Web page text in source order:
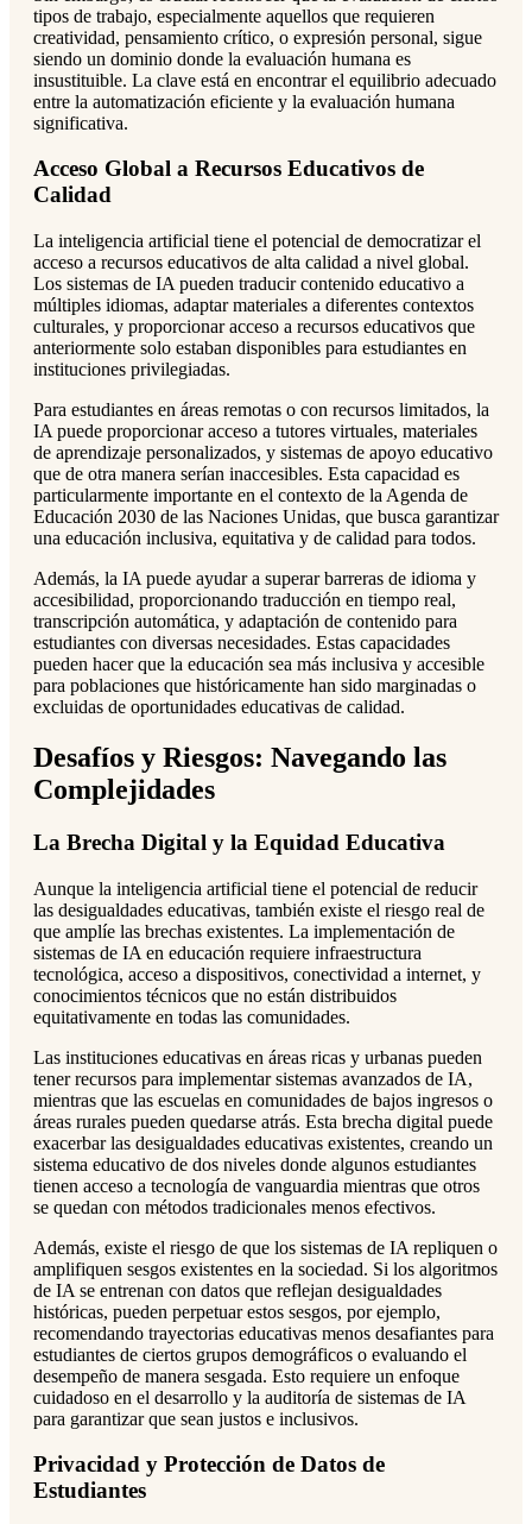
tipos de trabajo, especialmente aquellos que requieren
creatividad, pensamiento crítico, o expresión personal, sigue
siendo un dominio donde la evaluación humana es
insustituible. La clave está en encontrar el equilibrio adecuado
entre la automatización eficiente y la evaluación humana
significativa.
Acceso Global a Recursos Educativos de
Calidad
La inteligencia artificial tiene el potencial de democratizar el
acceso a recursos educativos de alta calidad a nivel global.
Los sistemas de IA pueden traducir contenido educativo a
múltiples idiomas, adaptar materiales a diferentes contextos
culturales, y proporcionar acceso a recursos educativos que
anteriormente solo estaban disponibles para estudiantes en
instituciones privilegiadas.
Para estudiantes en áreas remotas o con recursos limitados, la
IA puede proporcionar acceso a tutores virtuales, materiales
de aprendizaje personalizados, y sistemas de apoyo educativo
que de otra manera serían inaccesibles. Esta capacidad es
particularmente importante en el contexto de la Agenda de
Educación 2030 de las Naciones Unidas, que busca garantizar
una educación inclusiva, equitativa y de calidad para todos.
Además, la IA puede ayudar a superar barreras de idioma y
accesibilidad, proporcionando traducción en tiempo real,
transcripción automática, y adaptación de contenido para
estudiantes con diversas necesidades. Estas capacidades
pueden hacer que la educación sea más inclusiva y accesible
para poblaciones que históricamente han sido marginadas o
excluidas de oportunidades educativas de calidad.
Desafíos y Riesgos: Navegando las
Complejidades
La Brecha Digital y la Equidad Educativa
Aunque la inteligencia artificial tiene el potencial de reducir
las desigualdades educativas, también existe el riesgo real de
que amplíe las brechas existentes. La implementación de
sistemas de IA en educación requiere infraestructura
tecnológica, acceso a dispositivos, conectividad a internet, y
conocimientos técnicos que no están distribuidos
equitativamente en todas las comunidades.
Las instituciones educativas en áreas ricas y urbanas pueden
tener recursos para implementar sistemas avanzados de IA,
mientras que las escuelas en comunidades de bajos ingresos o
áreas rurales pueden quedarse atrás. Esta brecha digital puede
exacerbar las desigualdades educativas existentes, creando un
sistema educativo de dos niveles donde algunos estudiantes
tienen acceso a tecnología de vanguardia mientras que otros
se quedan con métodos tradicionales menos efectivos.
Además, existe el riesgo de que los sistemas de IA repliquen o
amplifiquen sesgos existentes en la sociedad. Si los algoritmos
de IA se entrenan con datos que reflejan desigualdades
históricas, pueden perpetuar estos sesgos, por ejemplo,
recomendando trayectorias educativas menos desafiantes para
estudiantes de ciertos grupos demográficos o evaluando el
desempeño de manera sesgada. Esto requiere un enfoque
cuidadoso en el desarrollo y la auditoría de sistemas de IA
para garantizar que sean justos e inclusivos.
Privacidad y Protección de Datos de
Estudiantes